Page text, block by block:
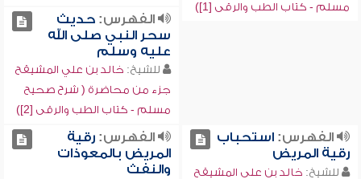
مسلم - كتاب الطب والرقى [1])
الفهرس:حديث
سحر النبي صلى الله
عليه وسلم
للشيخ: خالد بن علي المشيقح
جزء من محاضرة ( شرح صحيح
مسلم - كتاب الطب والرقى [2])
الفهرس:استحباب
رقية المريض
للشيخ: خالد بن علي المشيقح
الفهرس:رقية
المريض بالمعوذات
والنفث